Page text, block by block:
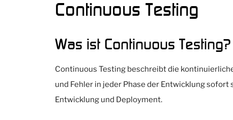
Continuous Testing
Was ist Continuous Testing?
Continuous Testing beschreibt die
und Fehler in jeder Phase der Entwicklung
Entwicklung und Deployment.